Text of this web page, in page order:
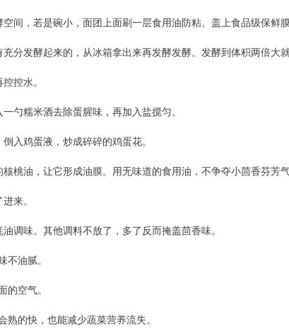
间，若是碗小，面团上面刷一层食用油防粘。盖上食品级保鲜
分发酵起来的，从冰箱拿出来再发酵发酵。发酵到体积两倍大就
控水。
勺糯米酒去除蛋腥味，再加入盐搅匀。
入鸡蛋液，炒成碎碎的鸡蛋花。
桃油，让它形成油膜。用无味道的食用油，不争夺小茴香芬芳气
来。
调味。其他调料不放了，多了反而掩盖茴香味。
油腻。
空气。
的快，也能减少蔬菜营养流失。